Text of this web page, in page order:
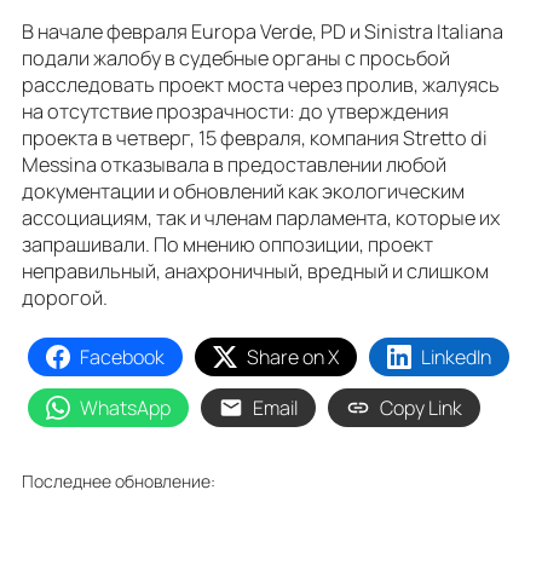
В начале февраля Europa Verde, PD и Sinistra Italiana
подали жалобу в судебные органы с просьбой
расследовать проект моста через пролив, жалуясь
на отсутствие прозрачности: до утверждения
проекта в четверг, 15 февраля, компания Stretto di
Messina отказывала в предоставлении любой
документации и обновлений как экологическим
ассоциациям, так и членам парламента, которые их
запрашивали. По мнению оппозиции, проект
неправильный, анахроничный, вредный и слишком
дорогой.
Facebook Share on X
LinkedIn
WhatsApp
Email Copy Link
Последнее обновление: